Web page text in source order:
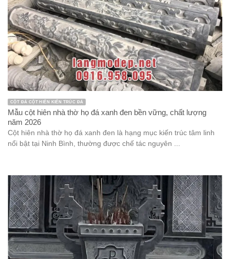
CỘT ĐÁ CỘT HIÊN KIẾN TRÚC ĐÁ
Mẫu cột hiên nhà thờ họ đá xanh đen bền vững, chất lượng
năm 2026
Cột hiên nhà thờ họ đá xanh đen là hạng mục kiến trúc tâm linh
nổi bật tại Ninh Bình, thường được chế tác nguyên ...